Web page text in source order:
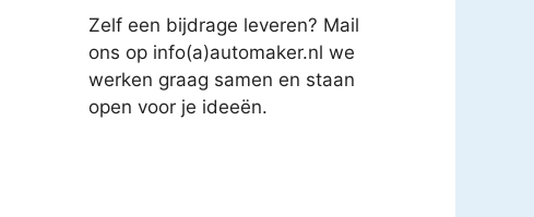
Zelf een bijdrage leveren? Mail
ons op info(a)automaker.nl we
werken graag samen en staan
open voor je ideeën.